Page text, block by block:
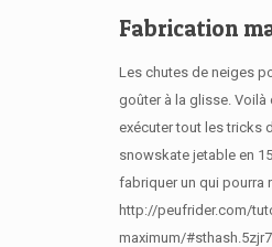
Fabrication
Les chutes de neiges
goûter à la glisse.
exécuter tout les tricks
snowskate jetable en
fabriquer un qui pourra
http://peufrider.com/
maximum/